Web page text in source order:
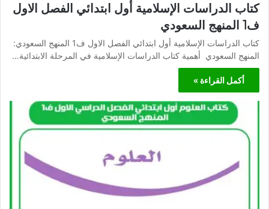
كتاب الدراسات الإسلامية أول ابتدائي الفصل الاول
ف1 المنهج السعودي
كتاب الدراسات الإسلامية أول ابتدائي الفصل الاول ف1 المنهج السعودي:
المنهج السعودي أهمية كتاب الدراسات الإسلامية في المرحلة الابتدائية…
أكمل القراءة »